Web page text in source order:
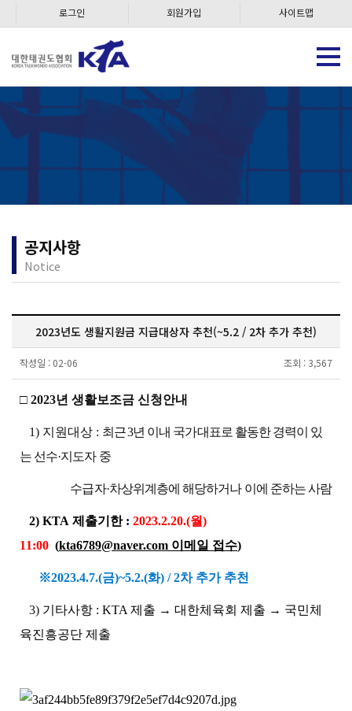
로그인 회원가입 사이트맵
공지사항
Notice
2023년도 생활지원금 지급대상자 추천(~5.2 / 2차 추가 추천)
작성일 : 02-06 조회 : 3,567
□ 2023년 생활보조금 신청안내
​1) 지원대상 : 최근3년 이내 국가대표로 활동한 경력이 있
는 선수·지도자 중
수급자·차상위계층에 해당하거나 이에 준하는 사람
2) KTA 제출기한 : 2023.2.20.(월)
11:00 (kta6789@naver.com 이메일 접수)
※2023.4.7.(금)~5.2.(화) / 2차 추가 추천
3) 기타사항 : KTA 제출 → 대한체육회 제출 → 국민체
육진흥공단 제출